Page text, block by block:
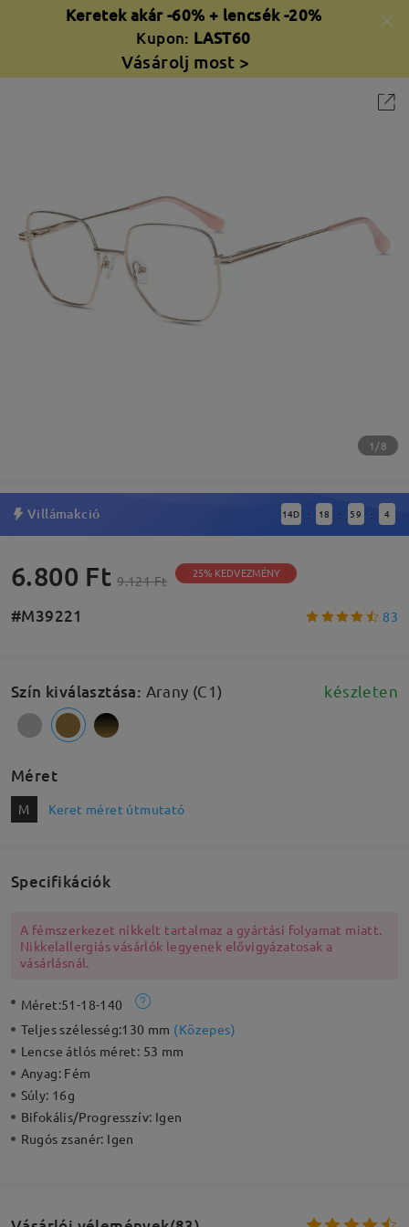
Keretek akár -60% + lencsék -20%
Kupon: LAST60
Vásárolj most >
1/8
Villámakció 14D : 18 : 59 : 3
6.800 Ft 9.121 Ft 25% KEDVEZMÉNY
#M39221 83
Szín kiválasztása: Arany (C1) készleten
Méret
M Keret méret útmutató
Specifikációk
A fémszerkezet nikkelt tartalmaz a gyártási folyamat miatt.
Nikkelallergiás vásárlók legyenek elővigyázatosak a
vásárlásnál.
Méret:51-18-140
Teljes szélesség:130 mm (Közepes)
Lencse átlós méret: 53 mm
Anyag: Fém
Súly: 16g
Bifokális/Progresszív: Igen
Rugós zsanér: Igen